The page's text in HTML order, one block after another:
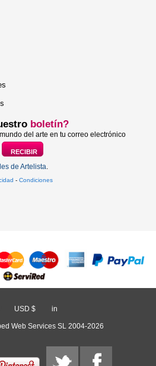
boletín?
del arte en tu correo electrónico
de Artelista.
- Condiciones
USD $ in
Web Services SL 2004-2026